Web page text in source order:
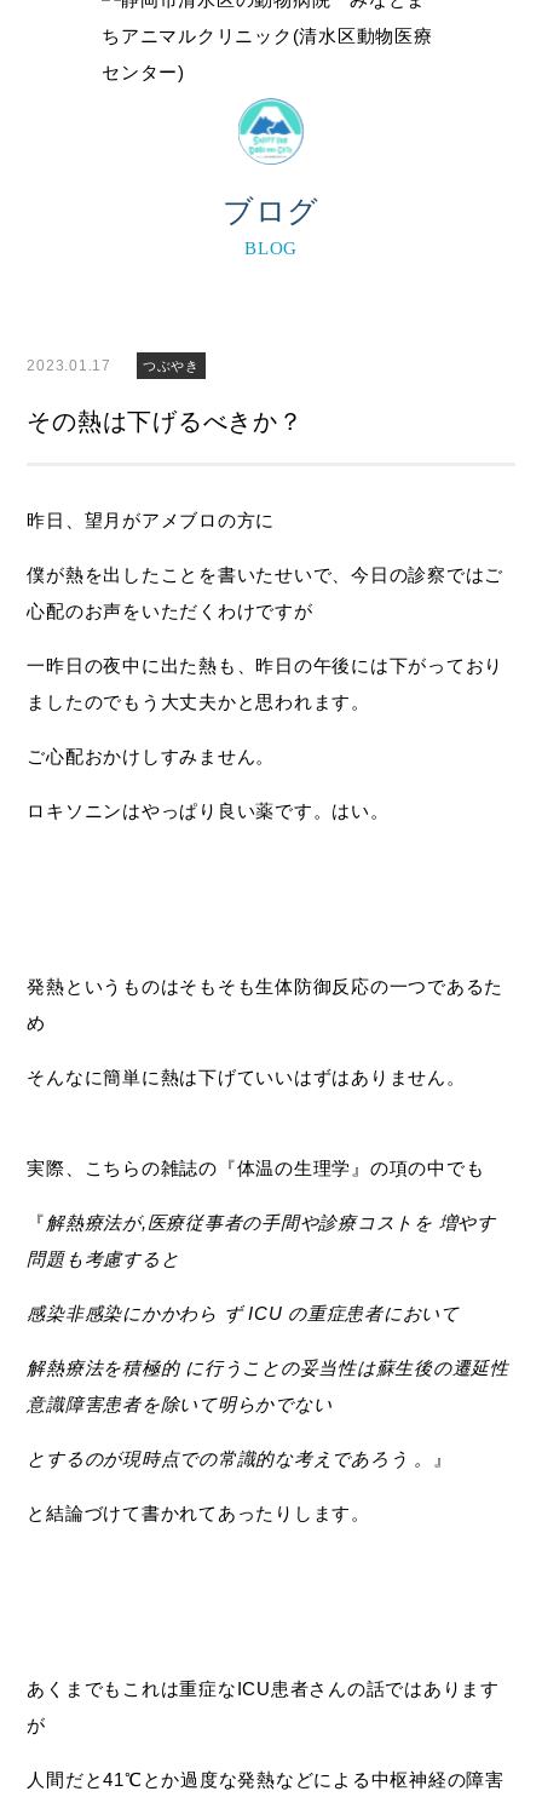
ブログ
BLOG
2023.01.17 つぶやき
その熱は下げるべきか？
昨日、望月がアメブロの方に
僕が熱を出したことを書いたせいで、今日の診察ではご
心配のお声をいただくわけですが
一昨日の夜中に出た熱も、昨日の午後には下がっており
ましたのでもう大丈夫かと思われます。
ご心配おかけしすみません。
ロキソニンはやっぱり良い薬です。はい。
発熱というものはそもそも生体防御反応の一つであるた
め
そんなに簡単に熱は下げていいはずはありません。
実際、こちらの雑誌の『体温の生理学』の項の中でも
『解熱療法が,医療従事者の手間や診療コストを 増やす
問題も考慮すると
感染非感染にかかわら ず ICU の重症患者において
解熱療法を積極的 に行うことの妥当性は蘇生後の遷延性
意識障害患者を除いて明らかでない
とするのが現時点での常識的な考えであろう 。 』
と結論づけて書かれてあったりします。
あくまでもこれは重症なICU患者さんの話ではあります
が
人間だと41℃とか過度な発熱などによる中枢神経の障害